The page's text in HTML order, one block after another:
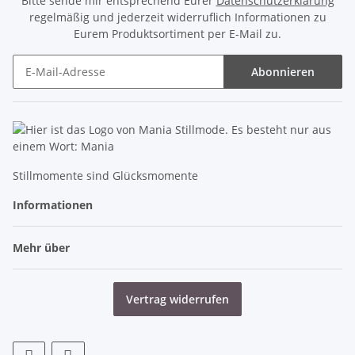
regelmäßig und jederzeit widerruflich Informationen zu
Eurem Produktsortiment per E-Mail zu.
Abonnieren
Stillmomente sind Glücksmomente
Informationen
Mehr über
Vertrag widerrufen